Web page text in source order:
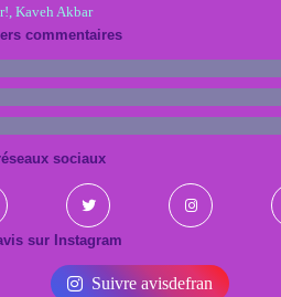
Kaveh Akbar
commentaires
sociaux
sur Instagram
Suivre avisdefran